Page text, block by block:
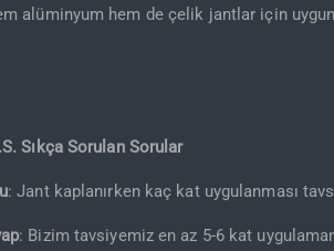
alüminyum hem de çelik jantlar için
Sıkça Sorulan Sorular
: Jant kaplanırken kaç kat uygulanması
: Bizim tavsiyemiz en az 5-6 kat